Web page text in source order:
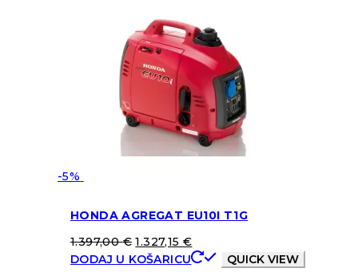
-5%
HONDA AGREGAT EU10I T1G
1.397,00€ 1.327,15€
DODAJ U KOŠARICU
QUICK VIEW